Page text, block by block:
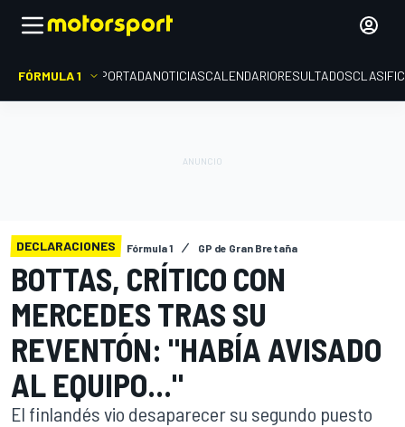
FÓRMULA 1 PORTADANOTICIASCALENDARIORESULTADOS
DECLARACIONES Fórmula 1 GP de Gran Bretaña
BOTTAS, CRÍTICO CON
MERCEDES TRAS SU
REVENTÓN: "HABÍA AVISADO
AL EQUIPO..."
El finlandés vio desaparecer su segundo puesto